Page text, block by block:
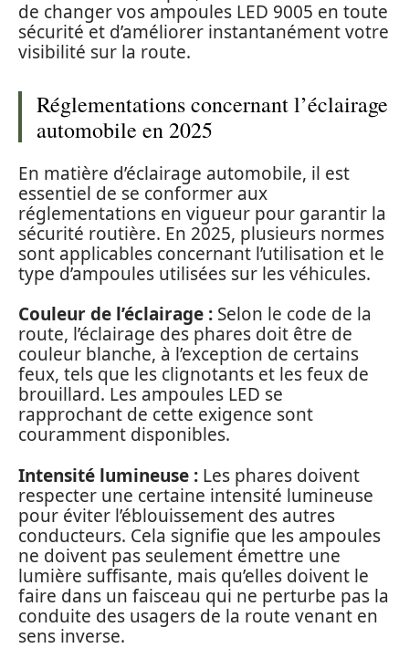
de changer vos ampoules LED 9005 en toute
sécurité et d’améliorer instantanément votre
visibilité sur la route.
Réglementations concernant l’éclairage
automobile en 2025
En matière d’éclairage automobile, il est
essentiel de se conformer aux
réglementations en vigueur pour garantir la
sécurité routière. En 2025, plusieurs normes
sont applicables concernant l’utilisation et le
type d’ampoules utilisées sur les véhicules.
Couleur de l’éclairage : Selon le code de la
route, l’éclairage des phares doit être de
couleur blanche, à l’exception de certains
feux, tels que les clignotants et les feux de
brouillard. Les ampoules LED se
rapprochant de cette exigence sont
couramment disponibles.
Intensité lumineuse : Les phares doivent
respecter une certaine intensité lumineuse
pour éviter l’éblouissement des autres
conducteurs. Cela signifie que les ampoules
ne doivent pas seulement émettre une
lumière suffisante, mais qu’elles doivent le
faire dans un faisceau qui ne perturbe pas la
conduite des usagers de la route venant en
sens inverse.